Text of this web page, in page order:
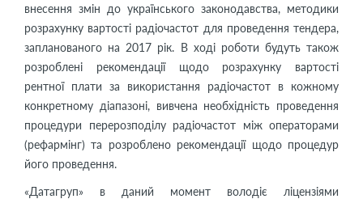
внесення змін до українського законодавства, методики
розрахунку вартості радіочастот для проведення тендера,
запланованого на 2017 рік. В ході роботи будуть також
розроблені рекомендації щодо розрахунку вартості
рентної плати за використання радіочастот в кожному
конкретному діапазоні, вивчена необхідність проведення
процедури перерозподілу радіочастот між операторами
(рефармінг) та розроблено рекомендації щодо процедур
його проведення.
«Датагруп» в даний момент володіє ліцензіями